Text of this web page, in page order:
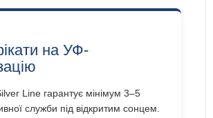
на УФ-
Line гарантує мінімум 3–5
служби під відкритим сонцем.